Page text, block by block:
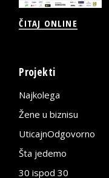
ČITAJ ONLINE
Projekti
Najkolega
Žene u biznisu
UticajnOdgovorno
Šta jedemo
30 ispod 30